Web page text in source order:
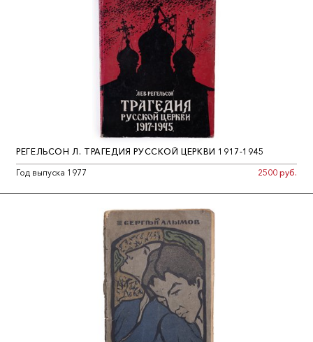
РЕГЕЛЬСОН Л. ТРАГЕДИЯ РУССКОЙ ЦЕРКВИ 1917-1945
Год выпуска 1977
2500 руб.